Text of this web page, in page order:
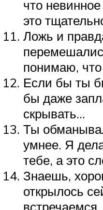
что
это
Ложь и
понимаю, что
Если бы ты
бы даже
скрывать…
Ты
умнее. Я
тебе, а это
Знаешь,
открылось